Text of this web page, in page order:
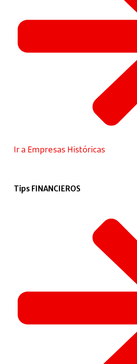
Ir a Empresas Históricas
Tips FINANCIEROS